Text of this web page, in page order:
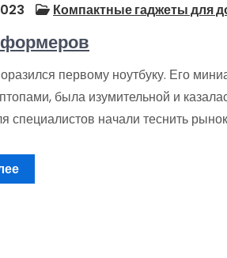
Компактные гаджеты для
первому ноутбуку. Его
была изумительной и
специалистов начали теснить